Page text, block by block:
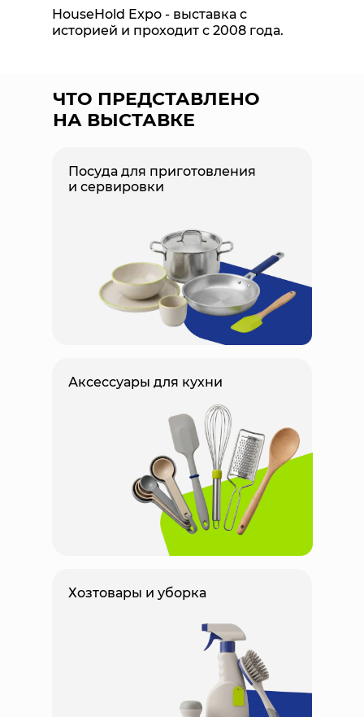
HouseHold Expo - выставка с
историей и проходит с 2008 года.
Хозтовары и уборка
Аксессуары для кухни
Посуда для приготовления
и сервировки
ЧТО ПРЕДСТАВЛЕНО
НА ВЫСТАВКЕ